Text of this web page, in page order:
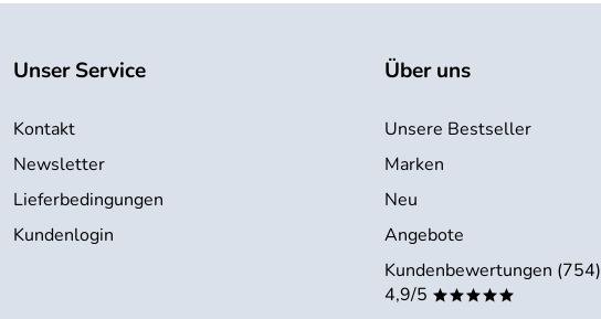
Unser Service
Kontakt
Newsletter
Lieferbedingungen
Kundenlogin
Über uns
Unsere Bestseller
Marken
Neu
Angebote
Kundenbewertungen (754)
4,9/5 *****